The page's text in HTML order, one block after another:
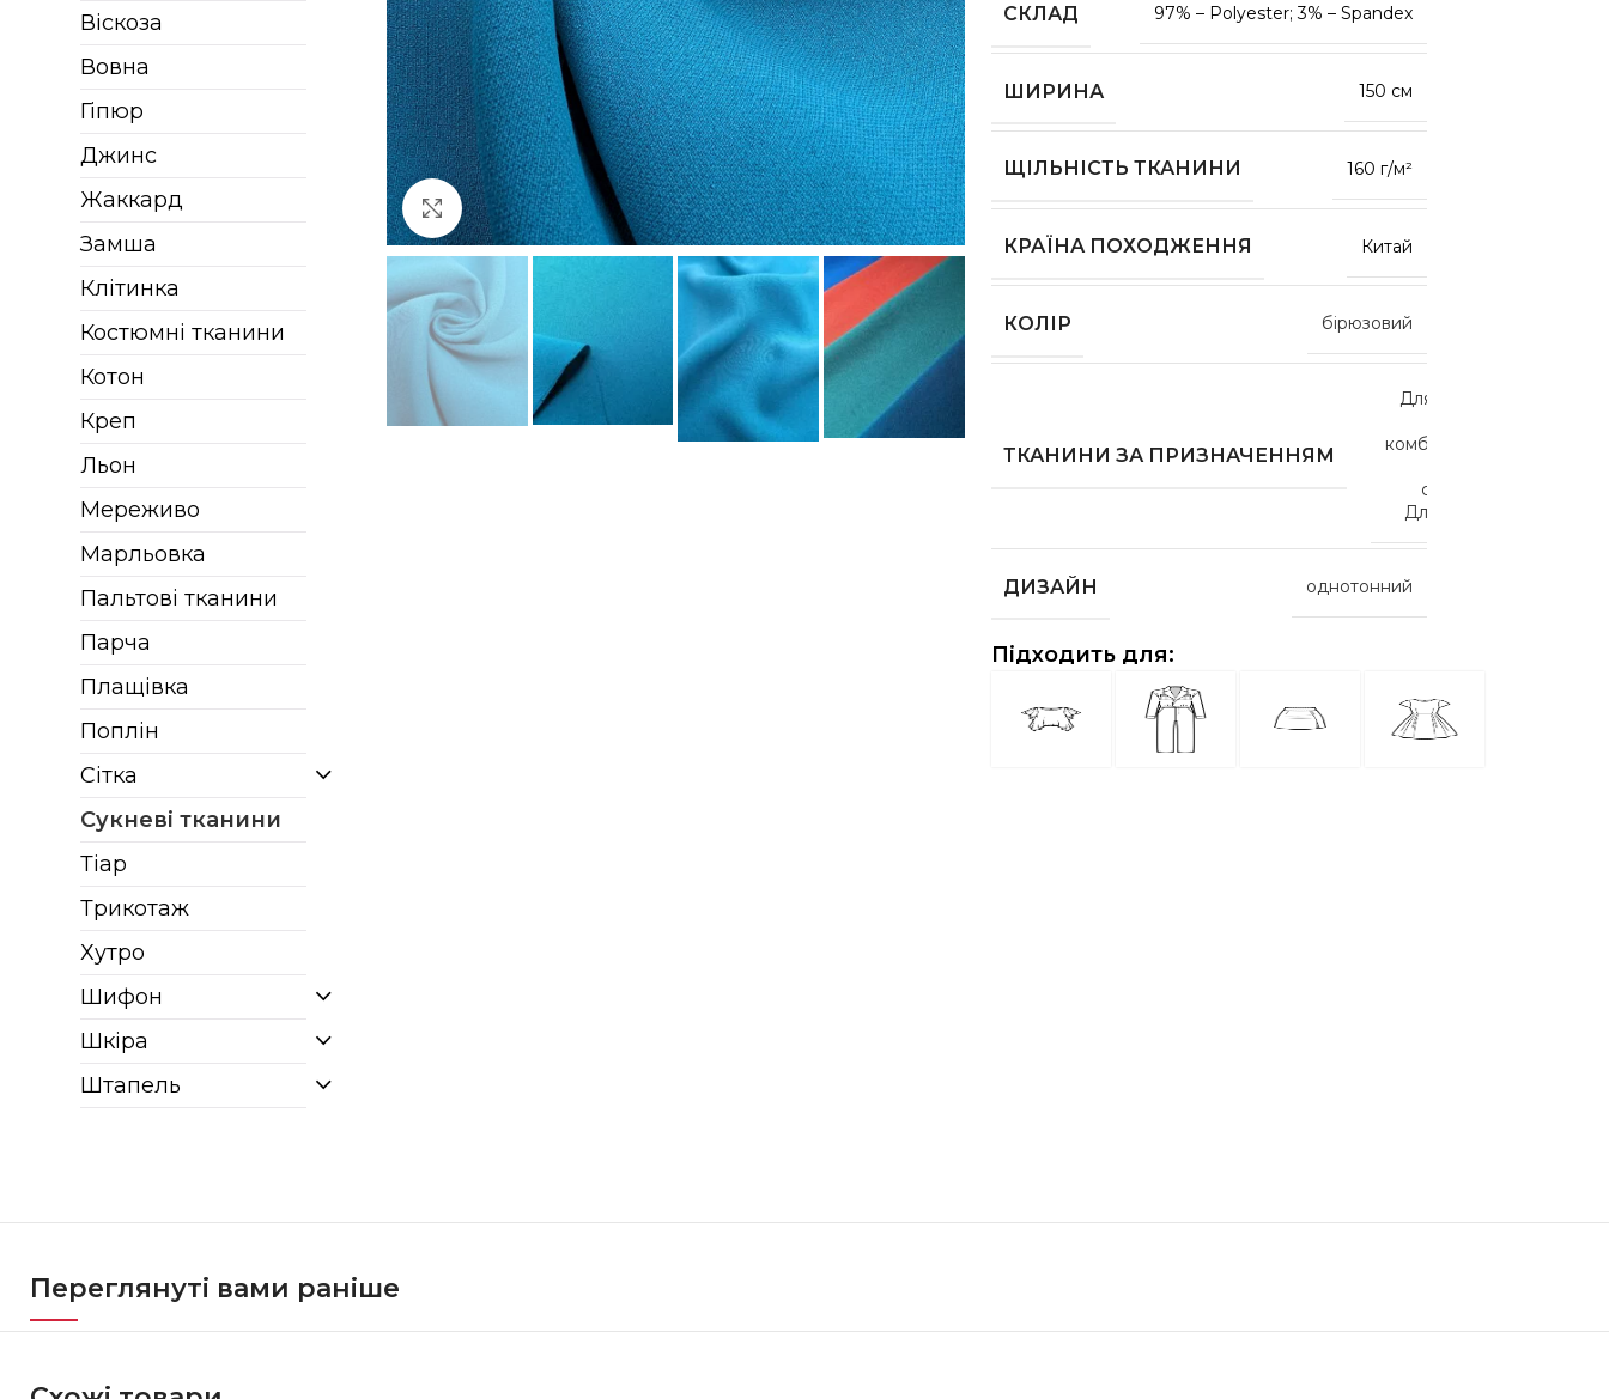
Віскоза
Вовна
Гіпюр
Джинс
Жаккард
Замша
Клітинка
Костюмні тканини
Котон
Креп
Льон
Мереживо
Марльовка
Пальтові тканини
Парча
Плащівка
Поплін
Сітка
Сукневі тканини
Тіар
Трикотаж
Хутро
Шифон
Шкіра
Штапель
Клацніть, щоб збільшити
СКЛАД 97% – Polyester; 3% – Spandex
ШИРИНА 150 см
ЩІЛЬНІСТЬ ТКАНИНИ 160 г/м²
КРАЇНА ПОХОДЖЕННЯ Китай
КОЛІР бірюзовий
ТКАНИНИ ЗА ПРИЗНАЧЕННЯМ
Для блузок
комбінезонів
спідниць
Для суконь
ДИЗАЙН однотонний
Підходить для:
Переглянуті вами раніше